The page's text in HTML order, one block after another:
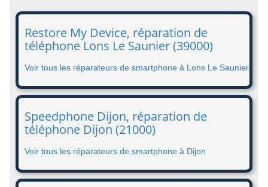
Restore My Device, réparation de
téléphone Lons Le Saunier (39000)
Voir tous les réparateurs de smartphone à Lons Le Saunier
Speedphone Dijon, réparation de
téléphone Dijon (21000)
Voir tous les réparateurs de smartphone à Dijon